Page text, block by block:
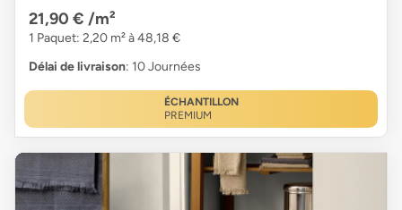
21,90 € /m²
1 Paquet: 2,20 m² à 48,18 €
Délai de livraison: 10 Journées
ÉCHANTILLON
PREMIUM